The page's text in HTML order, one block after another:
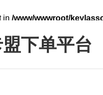
in /www/wwwroot/
下单平台